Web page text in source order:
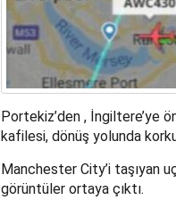
Portekiz’den , İngiltere’ye
kafilesi, dönüş yolunda
Manchester City’i taşıyan
görüntüler ortaya çıktı.